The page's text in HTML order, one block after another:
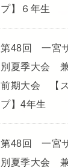
プ】６年生
第48回 一宮
別夏季大会
前期大会 【
プ】4年生
第48回 一宮
別夏季大会